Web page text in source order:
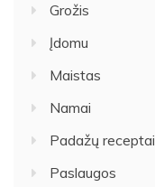
Grožis
Įdomu
Maistas
Namai
Padažų receptai
Paslaugos